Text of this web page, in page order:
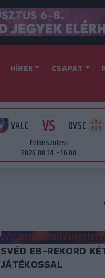
HÍREK CSAPAT
VALC VS DVSC
Felkészülési
2026.08.14. - 16:00
DVSCHírekKiemeltVálogatott
SVÉD EB-REKORD
JÁTÉKOSSAL